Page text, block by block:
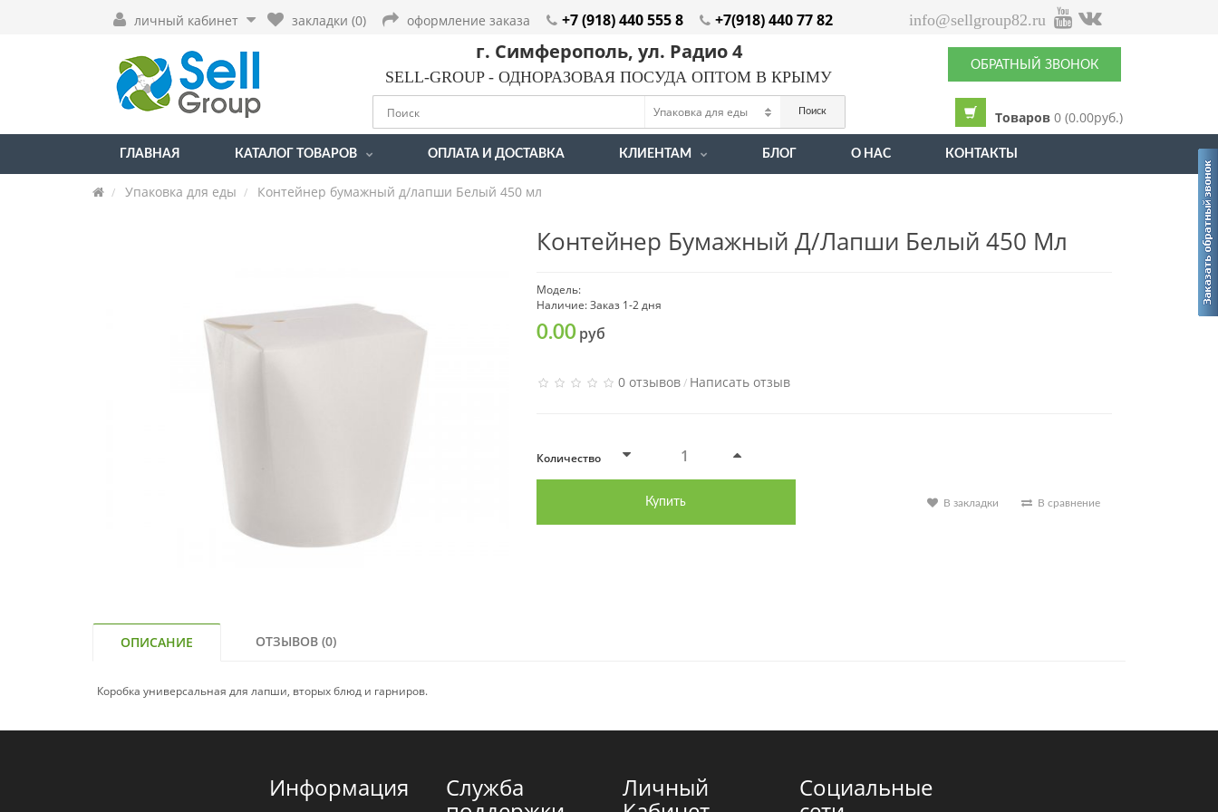
личный кабинет закладки (0) оформление заказа +7 (918) 440 555 8 +7(918) 440 77 82 info@sellgroup82.ru
г. Симферополь, ул. Радио 4
SELL-GROUP - ОДНОРАЗОВАЯ ПОСУДА ОПТОМ В КРЫМУ
ОБРАТНЫЙ ЗВОНОК
Поиск Товаров0 (0.00руб.)
ГЛАВНАЯ КАТАЛОГ ТОВАРОВ ОПЛАТА И ДОСТАВКА КЛИЕНТАМ БЛОГ О НАС КОНТАКТЫ
Упаковка для еды Контейнер бумажный д/лапши Белый 450 мл
Контейнер Бумажный Д/лапши Белый 450 Мл
Модель:
Наличие: Заказ 1-2 дня
0.00руб
0 отзывов/ Написать отзыв
Количество
Купить В закладки В сравнение
ОПИСАНИЕ ОТЗЫВОВ (0)
Коробка универсальная для лапши, вторых блюд и гарниров.
Информация Служба Личный Социальные